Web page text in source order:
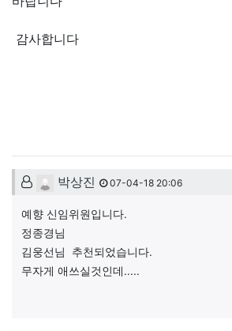
감사합니다
댓글목록
박상진님의 댓글
박상진 07-04-18 20:06
예향 신임위원입니다.
정종경님
김웅선님 추천되었습니다.
무자게 애쓰실것인데.....